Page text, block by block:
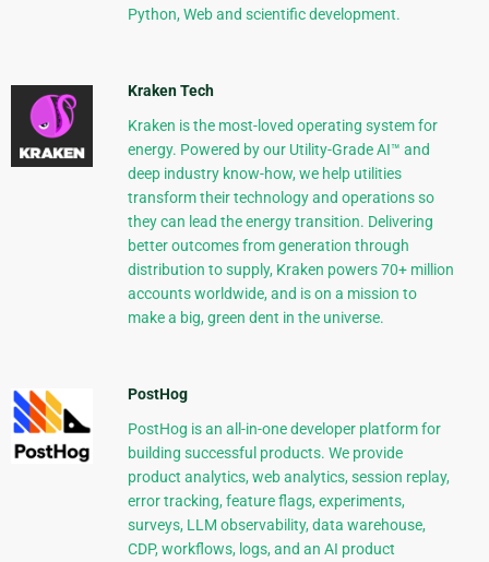
Python, Web and scientific development.
Kraken Tech
Kraken is the most-loved operating system for
energy. Powered by our Utility-Grade AI™ and
deep industry know-how, we help utilities
transform their technology and operations so
they can lead the energy transition. Delivering
better outcomes from generation through
distribution to supply, Kraken powers 70+ million
accounts worldwide, and is on a mission to
make a big, green dent in the universe.
PostHog
PostHog is an all-in-one developer platform for
building successful products. We provide
product analytics, web analytics, session replay,
error tracking, feature flags, experiments,
surveys, LLM observability, data warehouse,
CDP, workflows, logs, and an AI product